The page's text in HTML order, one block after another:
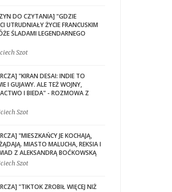
DO CZYTANIA] "GDZIE
UTRUDNIAŁY ŻYCIE FRANCUSKIM
ŚLADAMI LEGENDARNEGO
Szot
"KIRAN DESAI: INDIE TO
I GUJAWY. ALE TEŻ WOJNY,
I BIEDA" - ROZMOWA Z
Szot
"MIESZKAŃCY JE KOCHAJĄ,
MIASTO MALUCHA, REKSIA I
Z ALEKSANDRĄ BOĆKOWSKĄ
Szot
"TIKTOK ZROBIŁ WIĘCEJ NIŻ